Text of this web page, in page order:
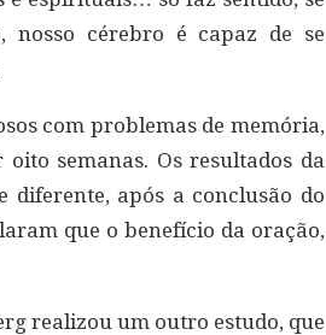
nosso cérebro é capaz de se
com problemas de memória,
semanas. Os resultados da
diferente, após a conclusão do
que o benefício da oração,
realizou um outro estudo, que